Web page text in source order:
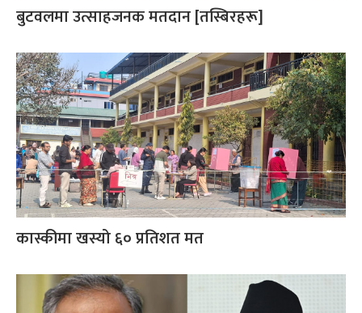
बुटवलमा उत्साहजनक मतदान [तस्बिरहरू]
कास्कीमा खस्यो ६० प्रतिशत मत